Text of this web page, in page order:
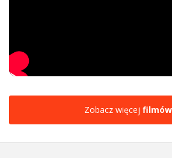
Zobacz więcej filmów